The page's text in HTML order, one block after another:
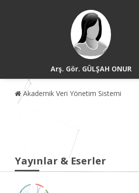
Arş. Gör. GÜLŞAH ONUR
Akademik Veri Yönetim Sistemi
Yayınlar & Eserler